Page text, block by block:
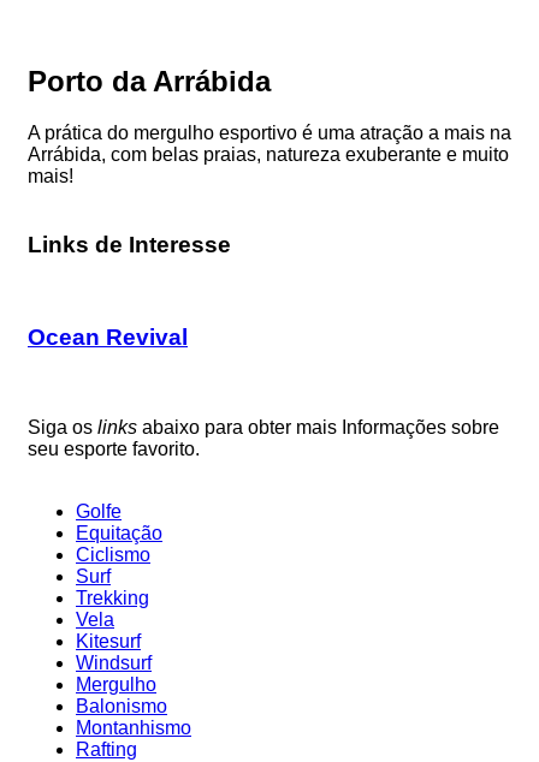
Porto da Arrábida
A prática do mergulho esportivo é uma atração a mais na
Arrábida, com belas praias, natureza exuberante e muito
mais!
Links de Interesse
Ocean Revival
Siga os links abaixo para obter mais Informações sobre
seu esporte favorito.
Golfe
Equitação
Ciclismo
Surf
Trekking
Vela
Kitesurf
Windsurf
Mergulho
Balonismo
Montanhismo
Rafting